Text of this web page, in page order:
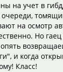
на учет в
на осмотр
Но
и когда
Класс!